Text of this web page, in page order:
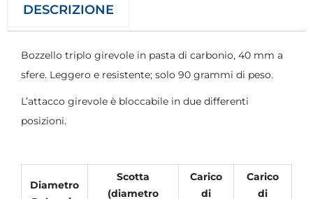
DESCRIZIONE
Bozzello triplo girevole in pasta di carbonio, 40 mm a
sfere. Leggero e resistente; solo 90 grammi di peso.
L’attacco girevole è bloccabile in due differenti
posizioni.
Diametro
Scotta
(diametro
Carico
di
Carico
di